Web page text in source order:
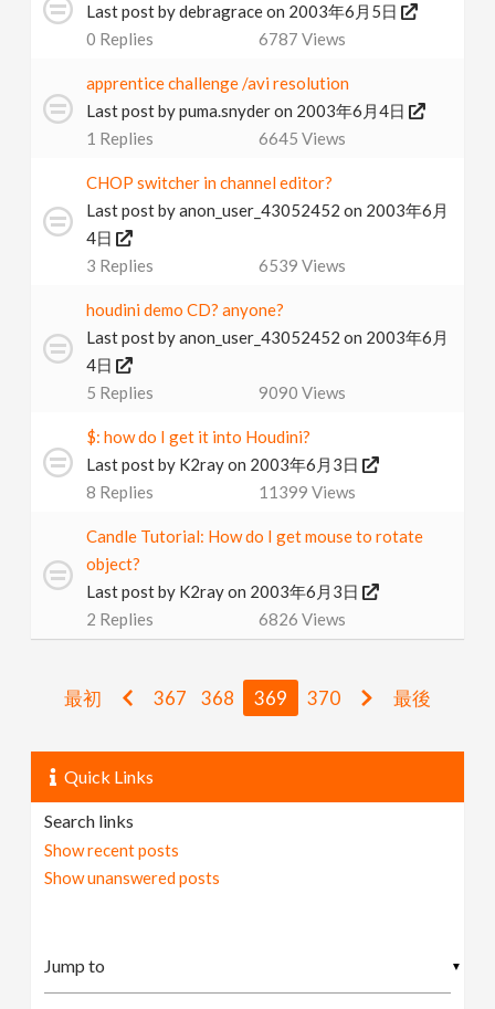
Last post bydebragraceon 2003年6月5日
0 Replies 6787 Views
apprentice challenge /avi resolution
Last post bypuma.snyderon 2003年6月4日
1 Replies 6645 Views
CHOP switcher in channel editor?
Last post byanon_user_43052452 on 2003年6月
4日
3 Replies 6539 Views
houdini demo CD? anyone?
Last post byanon_user_43052452 on 2003年6月
4日
5 Replies 9090 Views
$: how do I get it into Houdini?
Last post by K2rayon 2003年6月3日
8 Replies 11399 Views
Candle Tutorial: How do I get mouse to rotate
object?
Last post by K2rayon 2003年6月3日
2 Replies 6826 Views
最初 367 368 369 370 最後
Quick Links
Search links
Show recent posts
Show unanswered posts
▼